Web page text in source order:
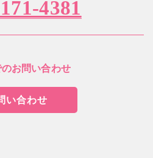
4381
のお問い合わせ
い合わせ